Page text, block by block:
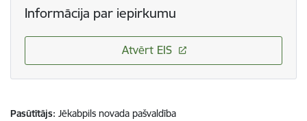
Informācija par iepirkumu
Atvērt EIS
Pasūtītājs Jēkabpils novada pašvaldība